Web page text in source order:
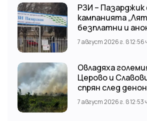
РЗИ –
кампанията
безплатни и
изследвания за
7 август 2026 г. в 12:56
Овладяха
Церово и
спрян след
7 август 2026 г. в 12:53